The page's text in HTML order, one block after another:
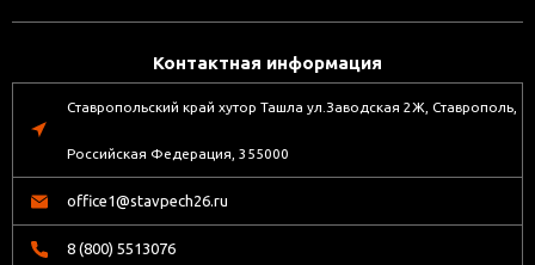
Контактная информация
Ставропольский край хутор Ташла ул.Заводская 2Ж, Ставрополь,
Российская Федерация, 355000
office1@stavpech26.ru
8 (800) 5513076